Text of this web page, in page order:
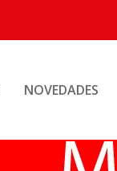
NOVEDADES